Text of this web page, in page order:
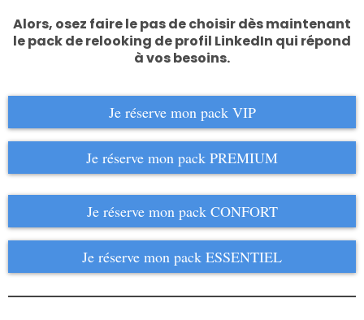
Alors, osez faire le pas de choisir dès maintenant
le pack de relooking de profil LinkedIn qui répond
à vos besoins.
Je réserve mon pack VIP
Je réserve mon pack PREMIUM
Je réserve mon pack CONFORT
Je réserve mon pack ESSENTIEL